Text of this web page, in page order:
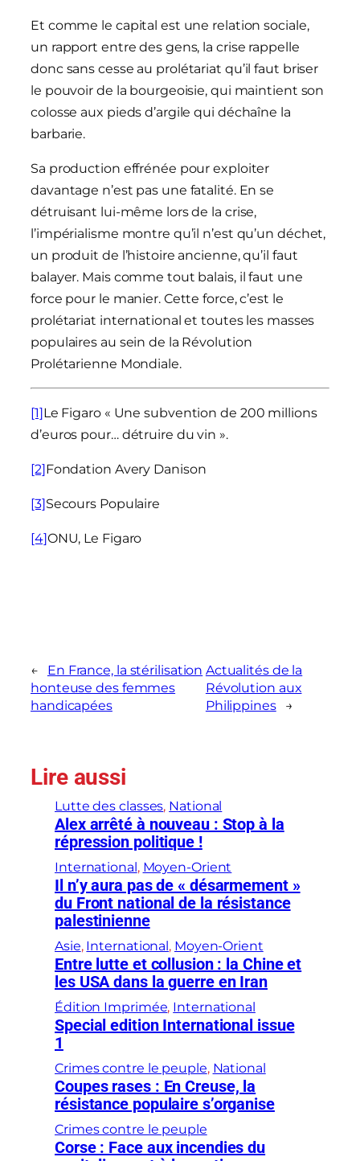
Et comme le capital est une relation sociale,
un rapport entre des gens, la crise rappelle
donc sans cesse au prolétariat qu’il faut briser
le pouvoir de la bourgeoisie, qui maintient son
colosse aux pieds d’argile qui déchaîne la
barbarie.
Sa production effrénée pour exploiter
davantage n’est pas une fatalité. En se
détruisant lui-même lors de la crise,
l’impérialisme montre qu’il n’est qu’un déchet,
un produit de l’histoire ancienne, qu’il faut
balayer. Mais comme tout balais, il faut une
force pour le manier. Cette force, c’est le
prolétariat international et toutes les masses
populaires au sein de la Révolution
Prolétarienne Mondiale.
[1] Le Figaro « Une subvention de 200 millions
d’euros pour… détruire du vin ».
[2] Fondation Avery Danison
[3] Secours Populaire
[4]ONU, Le Figaro
←
En France, la stérilisation
honteuse des femmes
handicapées
Actualités de la
Révolution aux
Philippines
→
Lire aussi
Lutte des classes, National
Alex arrêté à nouveau : Stop à la
répression politique !
International, Moyen-Orient
Il n’y aura pas de « désarmement »
du Front national de la résistance
palestinienne
Asie, International, Moyen-Orient
Entre lutte et collusion : la Chine et
les USA dans la guerre en Iran
Édition Imprimée, International
Special edition International issue
1
Crimes contre le peuple, National
Coupes rases : En Creuse, la
résistance populaire s’organise
Crimes contre le peuple
Corse : Face aux incendies du